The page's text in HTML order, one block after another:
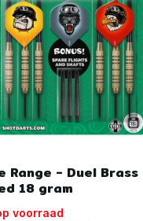
Range - Duel Brass
18 gram
voorraad